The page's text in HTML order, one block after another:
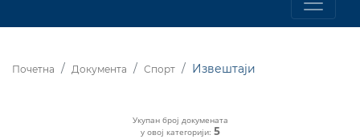
Почетна Документа Спорт Извештаји
Укупан број докумената
у овој категорији: 5